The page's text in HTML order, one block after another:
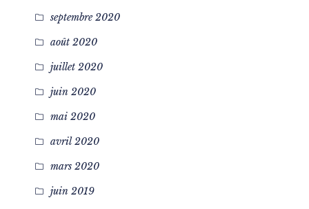
septembre 2020
août 2020
juillet 2020
juin 2020
mai 2020
avril 2020
mars 2020
juin 2019